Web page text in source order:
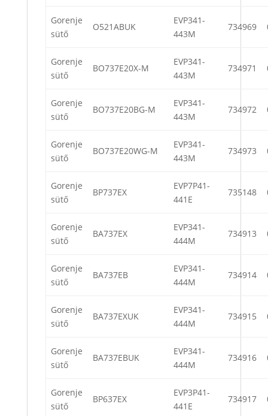
Gorenje
sütő
O521ABUK
EVP341-
443M
734969
Gorenje
sütő
BO737E20X-M
EVP341-
443M
734971
Gorenje
sütő
BO737E20BG-M
EVP341-
443M
734972
Gorenje
sütő
BO737E20WG-M
EVP341-
443M
734973
Gorenje
sütő
BP737EX
EVP7P41-
441E
735148
Gorenje
sütő
BA737EX
EVP341-
444M
734913
Gorenje
sütő
BA737EB
EVP341-
444M
734914
Gorenje
sütő
BA737EXUK
EVP341-
444M
734915
Gorenje
sütő
BA737EBUK
EVP341-
444M
734916
Gorenje
sütő
BP637EX
EVP3P41-
441E
734917